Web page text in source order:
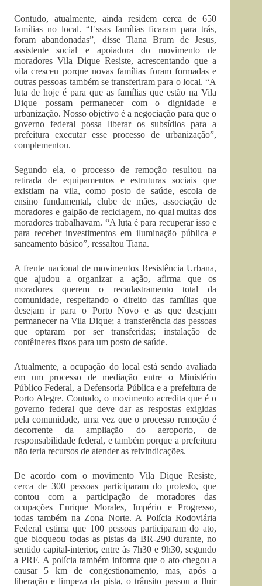
Contudo, atualmente, ainda residem cerca de 650
famílias no local. “Essas famílias ficaram para trás,
foram abandonadas”, disse Tiana Brum de Jesus,
assistente social e apoiadora do movimento de
moradores Vila Dique Resiste, acrescentando que a
vila cresceu porque novas famílias foram formadas e
outras pessoas também se transferiram para o local. “A
luta de hoje é para que as famílias que estão na Vila
Dique possam permanecer com o dignidade e
urbanização. Nosso objetivo é a negociação para que o
governo federal possa liberar os subsídios para a
prefeitura executar esse processo de urbanização”,
complementou.
Segundo ela, o processo de remoção resultou na
retirada de equipamentos e estruturas sociais que
existiam na vila, como posto de saúde, escola de
ensino fundamental, clube de mães, associação de
moradores e galpão de reciclagem, no qual muitas dos
moradores trabalhavam. “A luta é para recuperar isso e
para receber investimentos em iluminação pública e
saneamento básico”, ressaltou Tiana.
A frente nacional de movimentos Resistência Urbana,
que ajudou a organizar a ação, afirma que os
moradores querem o recadastramento total da
comunidade, respeitando o direito das famílias que
desejam ir para o Porto Novo e as que desejam
permanecer na Vila Dique; a transferência das pessoas
que optaram por ser transferidas; instalação de
contêineres fixos para um posto de saúde.
Atualmente, a ocupação do local está sendo avaliada
em um processo de mediação entre o Ministério
Público Federal, a Defensoria Pública e a prefeitura de
Porto Alegre. Contudo, o movimento acredita que é o
governo federal que deve dar as respostas exigidas
pela comunidade, uma vez que o processo remoção é
decorrente da ampliação do aeroporto, de
responsabilidade federal, e também porque a prefeitura
não teria recursos de atender as reivindicações.
De acordo com o movimento Vila Dique Resiste,
cerca de 300 pessoas participaram do protesto, que
contou com a participação de moradores das
ocupações Enrique Morales, Império e Progresso,
todas também na Zona Norte. A Polícia Rodoviária
Federal estima que 100 pessoas participaram do ato,
que bloqueou todas as pistas da BR-290 durante, no
sentido capital-interior, entre às 7h30 e 9h30, segundo
a PRF. A polícia também informa que o ato chegou a
causar 5 km de congestionamento, mas, após a
liberação e limpeza da pista, o trânsito passou a fluir